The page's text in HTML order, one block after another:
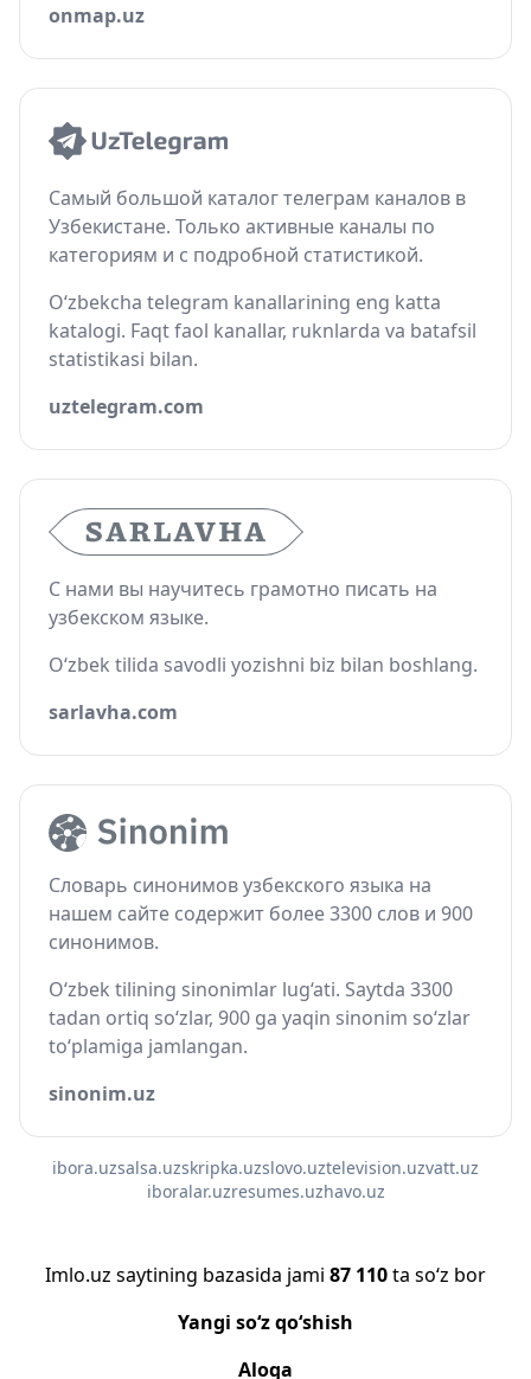
onmap.uz
Самый большой каталог телеграм каналов в
Узбекистане. Только активные каналы по
категориям и с подробной статистикой.
O‘zbekcha telegram kanallarining eng katta
katalogi. Faqt faol kanallar, ruknlarda va batafsil
statistikasi bilan.
uztelegram.com
С нами вы научитесь грамотно писать на
узбекском языке.
O‘zbek tilida savodli yozishni biz bilan boshlang.
sarlavha.com
Словарь синонимов узбекского языка на
нашем сайте содержит более 3300 слов и 900
синонимов.
O‘zbek tilining sinonimlar lug‘ati. Saytda 3300
tadan ortiq so‘zlar, 900 ga yaqin sinonim so‘zlar
to‘plamiga jamlangan.
sinonim.uz
ibora.uzsalsa.uzskripka.uzslovo.uztelevision.uzvatt.uz
iboralar.uzresumes.uzhavo.uz
Imlo.uz saytining bazasida jami 87 110ta so‘z bor
Yangi so‘z qo‘shish
Aloqa